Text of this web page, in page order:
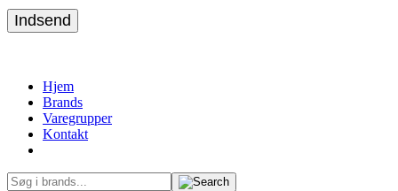
Indsend
Hjem
Brands
Varegrupper
Kontakt